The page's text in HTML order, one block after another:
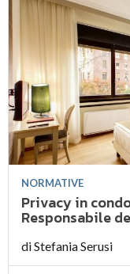
NORMATIVE
Privacy in
Responsabile
diStefania Serusi